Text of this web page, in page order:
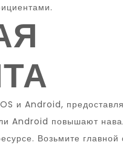
и Android,
Android повышают
Возьмите